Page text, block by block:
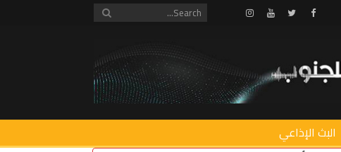
Facebook
Twitter
Youtube
Instagram
البث الإذاعي